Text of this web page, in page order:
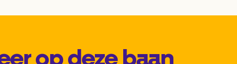
op deze baan